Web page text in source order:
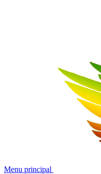
Menu principal